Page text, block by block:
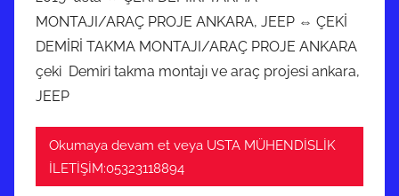
MONTAJI/ARAÇ PROJE ANKARA, JEEP ⇔ ÇEKİ
DEMİRİ TAKMA MONTAJI/ARAÇ PROJE ANKARA
çeki Demiri takma montajı ve araç projesi ankara,
JEEP
Okumaya devam et veya USTA MÜHENDİSLİK
İLETİŞİM:05323118894